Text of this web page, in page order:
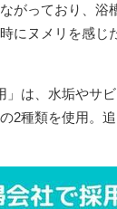
がっており、浴
にヌメリを感じ
」は、水垢やサ
2種類を使用。